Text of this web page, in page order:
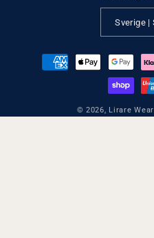
Betalningsmetoder
© 2026, Lirare Wear